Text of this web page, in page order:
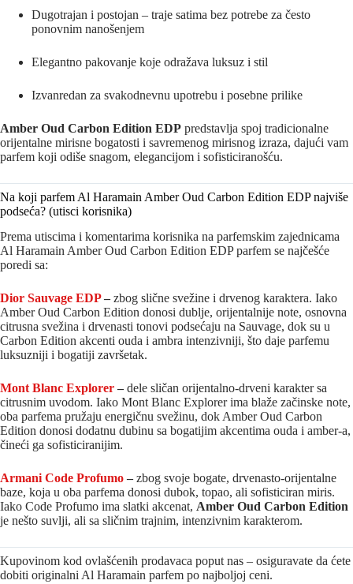
Dugotrajan i postojan – traje satima bez potrebe za često
ponovnim nanošenjem
Elegantno pakovanje koje odražava luksuz i stil
Izvanredan za svakodnevnu upotrebu i posebne prilike
Amber Oud Carbon Edition EDP predstavlja spoj tradicionalne
orijentalne mirisne bogatosti i savremenog mirisnog izraza, dajući vam
parfem koji odiše snagom, elegancijom i sofisticiranošću.
Na koji parfem Al Haramain Amber Oud Carbon Edition EDP najviše
podseća? (utisci korisnika)
Prema utiscima i komentarima korisnika na parfemskim zajednicama
Al Haramain Amber Oud Carbon Edition EDP parfem se najčešće
poredi sa:
Dior Sauvage EDP–zbog slične svežine i drvenog karaktera. Iako
Amber Oud Carbon Edition donosi dublje, orijentalnije note, osnovna
citrusna svežina i drvenasti tonovi podsećaju na Sauvage, dok su u
Carbon Edition akcenti ouda i ambra intenzivniji, što daje parfemu
luksuzniji i bogatiji završetak.
Mont Blanc Explorer–dele sličan orijentalno-drveni karakter sa
citrusnim uvodom. Iako Mont Blanc Explorer ima blaže začinske note,
oba parfema pružaju energičnu svežinu, dok Amber Oud Carbon
Edition donosi dodatnu dubinu sa bogatijim akcentima ouda i amber‑a,
čineći ga sofisticiranijim.
Armani Code Profumo–zbog svoje bogate, drvenasto-orijentalne
baze, koja u oba parfema donosi dubok, topao, ali sofisticiran miris.
Iako Code Profumo ima slatki akcenat, Amber Oud Carbon Edition
je nešto suvlji, ali sa sličnim trajnim, intenzivnim karakterom.
Kupovinom kod ovlašćenih prodavaca poput nas – osiguravate da ćete
dobiti originalni Al Haramain parfem po najboljoj ceni.